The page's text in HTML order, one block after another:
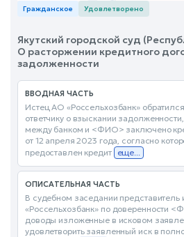
Гражданское Удовлетворено
Якутский городской суд
О расторжении кредитного
задолженности
ВВОДНАЯ ЧАСТЬ
Истец АО «Россельхозбанк»
ответчику о взыскании
между банком и <ФИО> заключено
от 12 апреля 2023 года, согласно
предоставлен кредит еще...
ОПИСАТЕЛЬНАЯ ЧАСТЬ
В судебном заседании представитель
«Россельхозбанк» по доверенности
доводы изложенные в исковом
удовлетворить заявленный иск в